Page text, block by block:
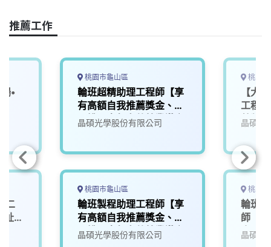
o
k
n
k
推薦工作
•
二
面
桃園市龜山區
輪班超精助理工程師【享
有高額自我推薦獎金、適
用桃園青年安薪就業讚方
晶碩光學股份有限公司
桃園市龜山區
輪班製程助理工程師【享
有高額自我推薦獎金、適
用桃園青年安薪就業讚方
晶碩光學股份有限公司
桃園
【大
工程
薦獎
晶碩光
桃園
輪班
師【
金、
晶碩光